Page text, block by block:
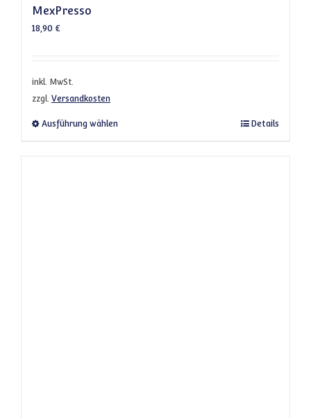
MexPresso
18,90 €
inkl. MwSt.
zzgl. Versandkosten
Ausführung wählen Dieses Produkt weist mehrere Varianten
Details